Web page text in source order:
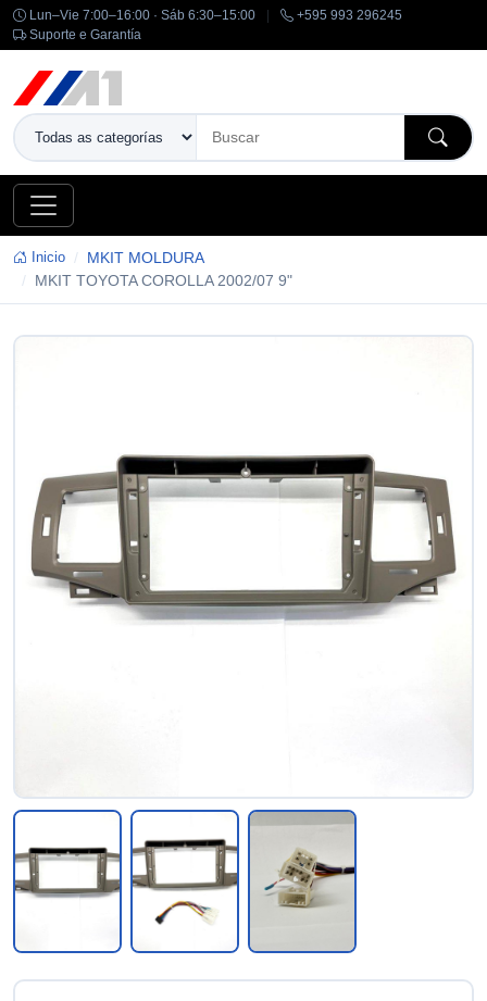
Lun–Vie 7:00–16:00 · Sáb 6:30–15:00
+595 993 296245
Suporte e Garantía
Inicio
MKIT MOLDURA
MKIT TOYOTA COROLLA 2002/07 9"